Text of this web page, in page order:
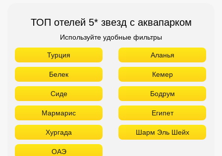
ТОП отелей 5* звезд с аквапарком
Используйте удобные фильтры
Турция Аланья
Белек Кемер
Сиде Бодрум
Мармарис Египет
Хургада Шарм Эль Шейх
ОАЭ